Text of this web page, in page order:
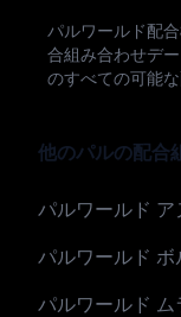
パルワールド配
合組み合わせデ
のすべての可能
他のパルの配合
パルワールド ア
パルワールド
パルワールド ム